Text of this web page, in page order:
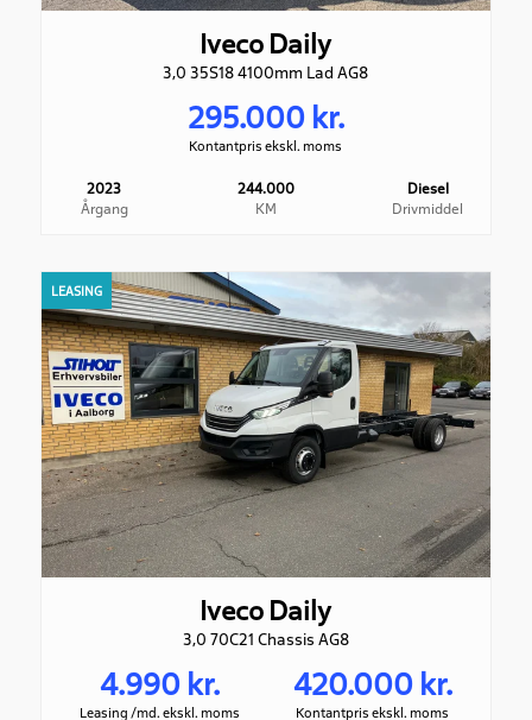
Iveco Daily
3,0 35S18 4100mm Lad AG8
295.000 kr.
Kontantpris ekskl. moms
2023
Årgang
244.000
KM
Diesel
Drivmiddel
LEASING
Iveco Daily
3,0 70C21 Chassis AG8
4.990 kr.
Leasing /md. ekskl. moms
420.000 kr.
Kontantpris ekskl. moms